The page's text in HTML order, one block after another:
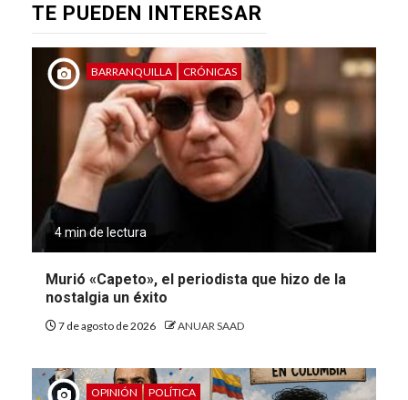
TE PUEDEN INTERESAR
BARRANQUILLA CRÓNICAS
4 min de lectura
Murió «Capeto», el periodista que hizo de la
nostalgia un éxito
7 de agosto de 2026 ANUAR SAAD
OPINIÓN POLÍTICA